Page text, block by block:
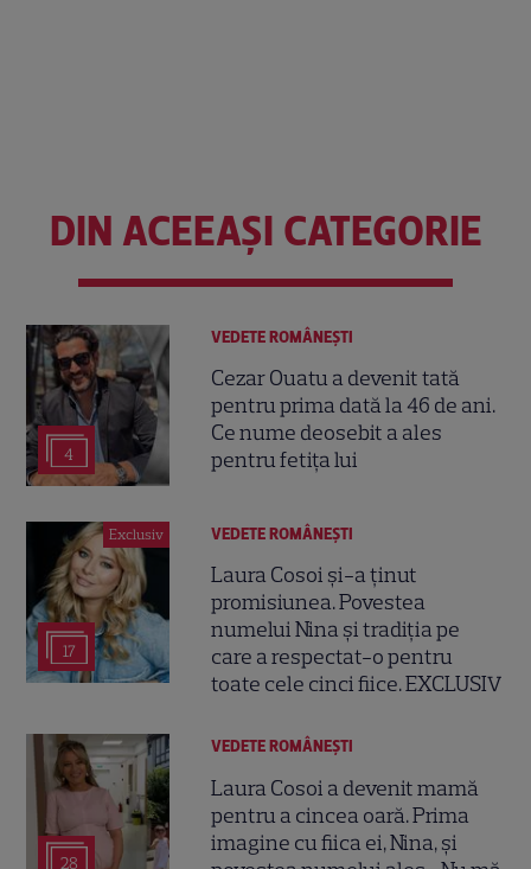
DIN ACEEAȘI CATEGORIE
4
VEDETE ROMÂNEŞTI
Cezar Ouatu a devenit tată
pentru prima dată la 46 de ani.
Ce nume deosebit a ales
pentru fetița lui
Exclusiv
17
VEDETE ROMÂNEŞTI
Laura Cosoi și-a ținut
promisiunea. Povestea
numelui Nina și tradiția pe
care a respectat-o pentru
toate cele cinci fiice. EXCLUSIV
28
VEDETE ROMÂNEŞTI
Laura Cosoi a devenit mamă
pentru a cincea oară. Prima
imagine cu fiica ei, Nina, și